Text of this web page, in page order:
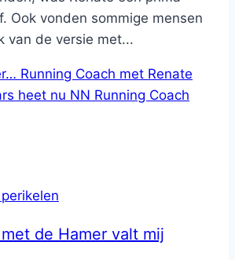
Ook vonden sommige mensen
van de versie met...
Running Coach met Renate
heet nu NN Running Coach
de Hamer valt mij